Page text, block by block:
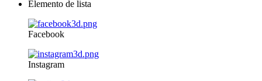
Elemento de lista
Facebook
Instagram